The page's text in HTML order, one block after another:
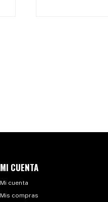
MI CUENTA
Mi cuenta
Mis compras